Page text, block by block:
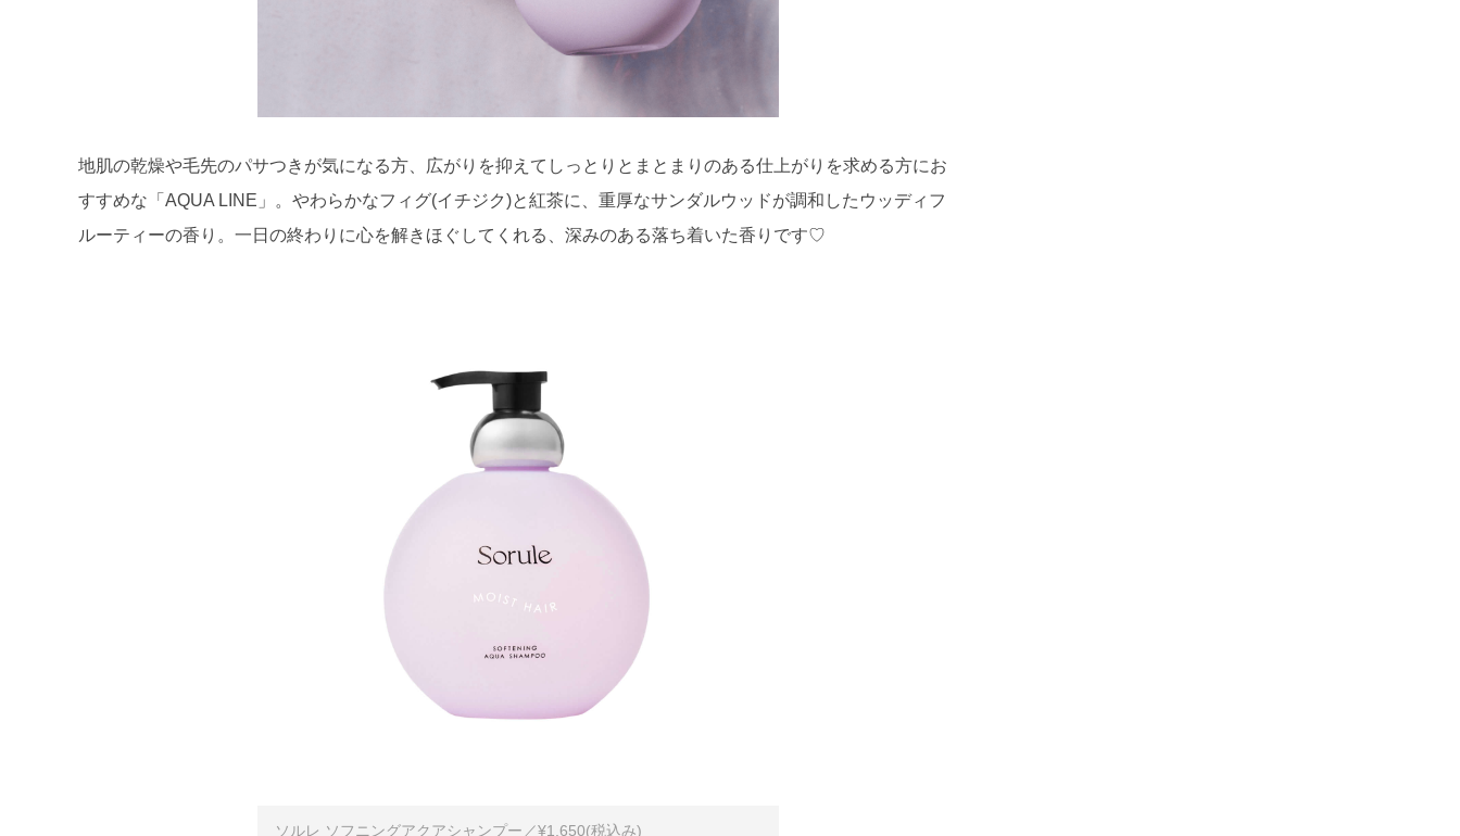
地肌の乾燥や毛先のパサつきが気になる方、広がりを抑えてしっとりとまとまりのある仕上がりを求める方にお
すすめな「AQUA LINE」。やわらかなフィグ(イチジク)と紅茶に、重厚なサンダルウッドが調和したウッディフ
ルーティーの香り。一日の終わりに心を解きほぐしてくれる、深みのある落ち着いた香りです♡
ソルレ ソフニングアクアシャンプー／¥1,650(税込み)